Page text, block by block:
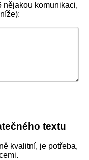
nějakou komunikaci,
textu
kvalitní, je potřeba,